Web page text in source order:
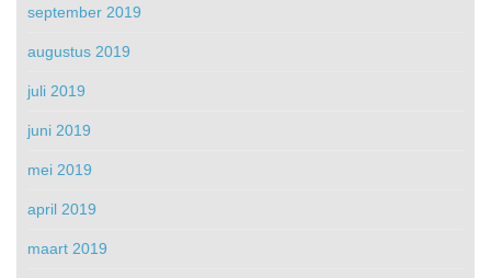
september 2019
augustus 2019
juli 2019
juni 2019
mei 2019
april 2019
maart 2019